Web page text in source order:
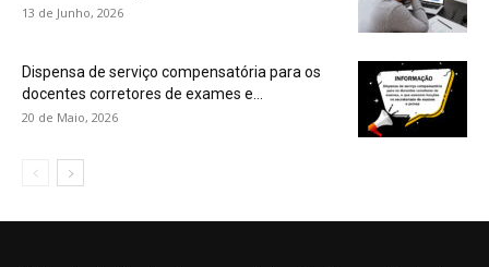
13 de Junho, 2026
Dispensa de serviço compensatória para os
docentes corretores de exames e...
20 de Maio, 2026